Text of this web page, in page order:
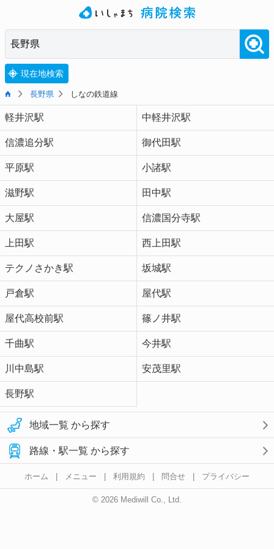
現在地検索
長野県 しなの鉄道線
軽井沢駅 中軽井沢駅
信濃追分駅 御代田駅
平原駅 小諸駅
滋野駅 田中駅
大屋駅 信濃国分寺駅
上田駅 西上田駅
テクノさかき駅 坂城駅
戸倉駅 屋代駅
屋代高校前駅 篠ノ井駅
千曲駅 今井駅
川中島駅 安茂里駅
長野駅
地域一覧 から探す
路線・駅一覧 から探す
ホーム | メニュー | 利用規約 | 問合せ | プライバシー
© 2026 Mediwill Co., Ltd.